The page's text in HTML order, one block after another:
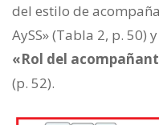
del estilo de
AySS» (Tabla 2, p. 50)
«Rol del
(p. 52).